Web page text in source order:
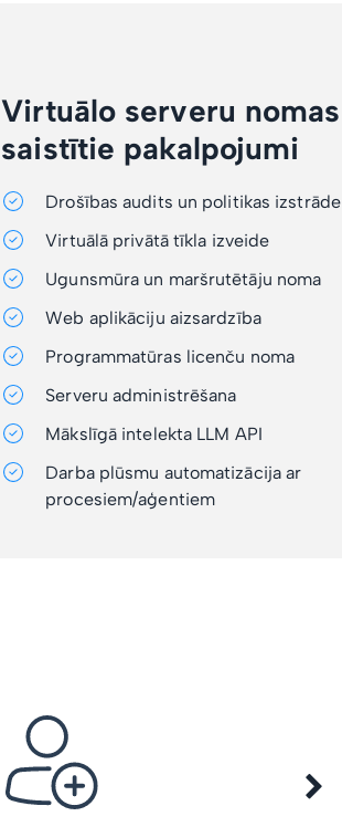
Virtuālo serveru nomas
saistītie pakalpojumi
Drošības audits un politikas izstrāde
Virtuālā privātā tīkla izveide
Ugunsmūra un maršrutētāju noma
Web aplikāciju aizsardzība
Programmatūras licenču noma
Serveru administrēšana
Mākslīgā intelekta LLM API
Darba plūsmu automatizācija ar
procesiem/aģentiem